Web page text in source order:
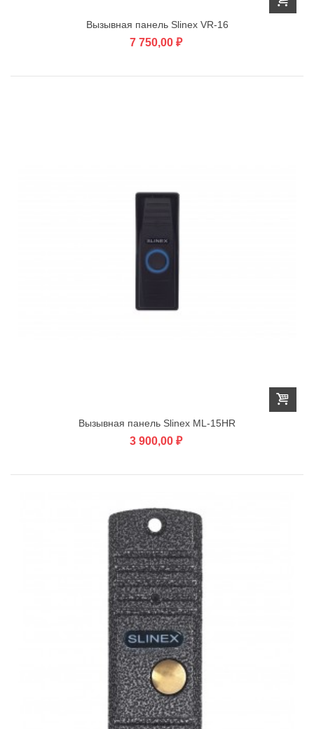
Вызывная панель Slinex VR-16
7 750,00 ₽
Вызывная панель Slinex ML-15HR
3 900,00 ₽